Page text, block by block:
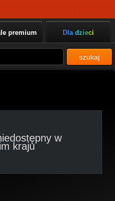
premium Dla dzieci
szukaj
w
kraju